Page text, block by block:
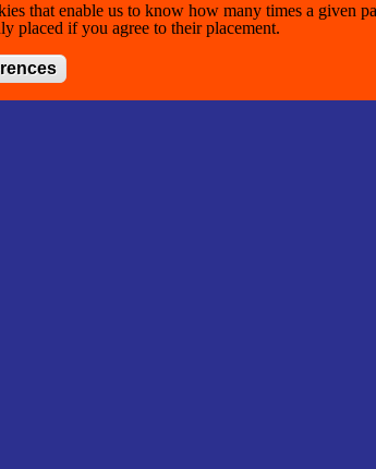
that enable us to know how many times a given
placed if you agree to their placement.